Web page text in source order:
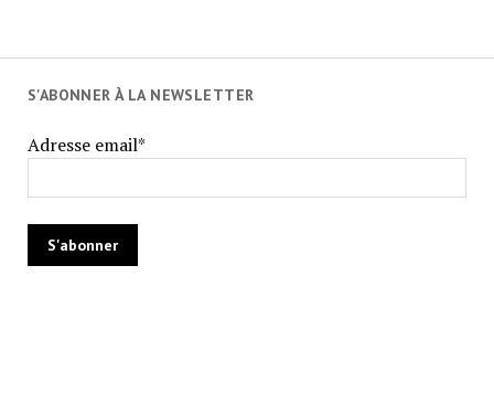
S'ABONNER À LA NEWSLETTER
Adresse email*